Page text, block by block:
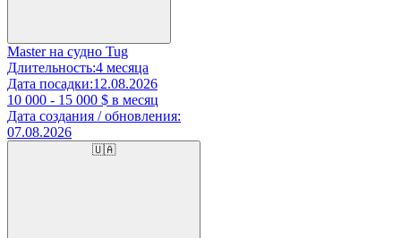
Master на судно Tug
Длительность:4 месяца
Дата посадки:12.08.2026
10 000 - 15 000 $ в месяц
Дата создания / обновления:
07.08.2026
🇺🇦